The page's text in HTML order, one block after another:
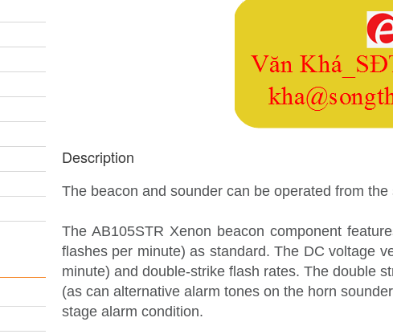
Description
The beacon and sounder can be operated from
The AB105STR Xenon beacon component
flashes per minute) as standard. The DC voltage
minute) and double-strike flash rates. The double
(as can alternative alarm tones on the horn
stage alarm condition.